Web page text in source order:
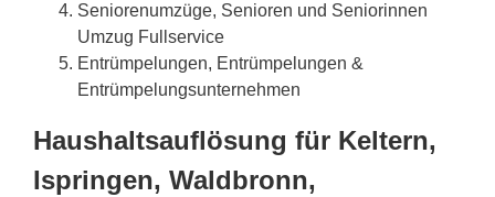
Seniorenumzüge, Senioren und Seniorinnen
Umzug Fullservice
Entrümpelungen, Entrümpelungen &
Entrümpelungsunternehmen
Haushaltsauflösung für Keltern,
Ispringen, Waldbronn,